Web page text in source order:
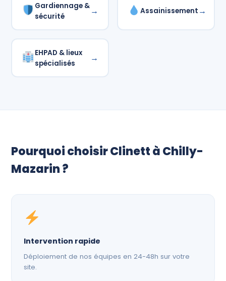
Gardiennage &
sécurité
→ Assainissement →
EHPAD & lieux
spécialisés
→
Pourquoi choisir Clinett à Chilly-
Mazarin ?
Intervention rapide
Déploiement de nos équipes en 24-48h sur votre
site.